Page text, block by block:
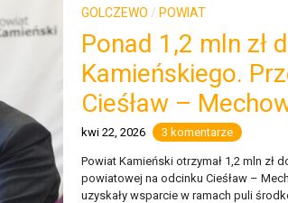
GOLCZEWO / POWIAT
Ponad 1,2 mln zł
Kamieńskiego.
Cieśław –
kwi 22, 2026 3 komentarze
Powiat Kamieński otrzymał 1,2 mln zł
powiatowej na odcinku Cieśław –
uzyskały wsparcie w ramach puli